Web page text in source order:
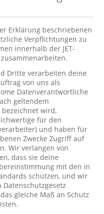
Erklärung beschriebenen
Verpflichtungen zu
innerhalb der JET-
Dritte verarbeiten deine
von uns als
Datenverantwortliche
geltendem
wird,
für den
und haben für
Zwecke Zugriff auf
Wir verlangen von
dass sie deine
mit den in
schützen, und wir
gleiche Maß an Schutz